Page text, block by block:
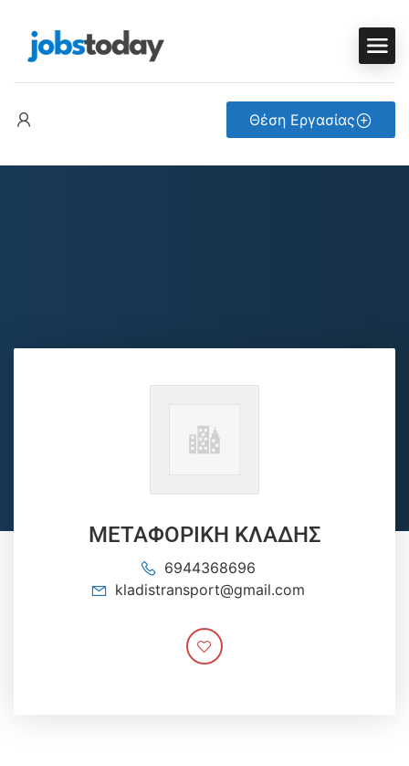
Θέση Εργασίας
ΜΕΤΑΦΟΡΙΚΗ ΚΛΑΔΗΣ
6944368696
kladistransport@gmail.com